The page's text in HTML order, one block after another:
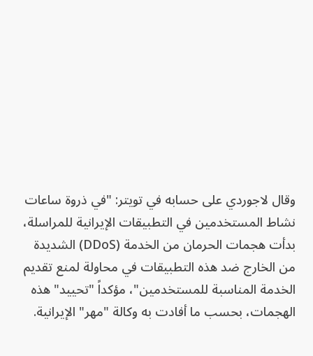
وقال لاجوردي على حسابه في تويتر: "في ذروة ساعات
نشاط المستخدمين في التطبيقات الإيرانية للمراسلة،
بدأت هجمات الحرمان من الخدمة (DDoS) الشديدة
من الخارج ضد هذه التطبيقات في محاولة لمنع تقديم
الخدمة المناسبة للمستخدمين"، مؤكداً "تحييد" هذه
الهجمات، بحسب ما أفادت به وكالة "مهر" الإيرانية.